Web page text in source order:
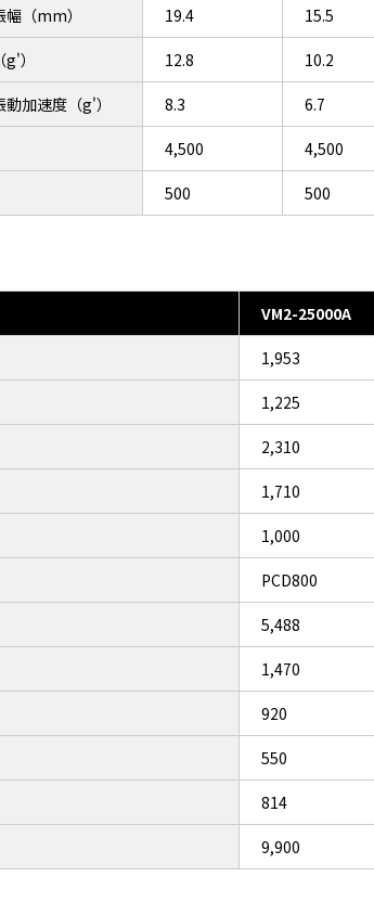
（mm） 19.4 15.5
） 12.8 10.2
加速度（g'） 8.3 6.7
4,500 4,500
500 500
VM2-25000A
1,953
1,225
2,310
1,710
1,000
PCD800
5,488
1,470
920
550
814
9,900